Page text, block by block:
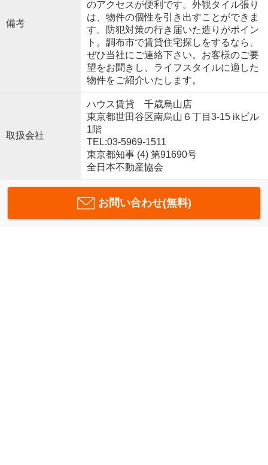
備考
のアクセスが便利です。外観タイル張り
は、物件の個性を引き出すことができま
す。防犯対策の行き届いた造りがポイン
ト。調布市で賃貸住宅探しをするなら、
ぜひ当社にご連絡下さい。お客様のご要
望をお聞きし、ライフスタイルに適した
物件をご紹介いたします。
取扱会社
ハウス賃貸 千歳烏山店
東京都世田谷区南烏山６丁目3-15 ikビル
1階
TEL:03-5969-1511
東京都知事 (4) 第91690号
全日本不動産協会
お問い合わせ(無料)